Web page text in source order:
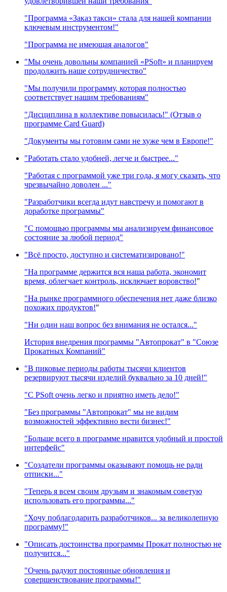
"Программа «Заказ такси» стала для нашей компании
ключевым инструментом!"
"Программа не имеющая аналогов"
"Мы очень довольны компанией «PSoft» и планируем
продолжить наше сотрудничество"
"Мы получили программу, которая полностью
соответствует нашим требованиям"
"Дисциплина в коллективе повысилась!" (Отзыв о
программе Card Guard)
"Документы мы готовим сами не хуже чем в Европе!"
"Работать стало удобней, легче и быстрее..."
"Работая с программой уже три года, я могу сказать, что
чрезвычайно доволен ..."
"Разработчики всегда идут навстречу и помогают в
доработке программы"
"С помощью программы мы анализируем финансовое
состояние за любой период"
"Всё просто, доступно и систематизировано!"
"На программе держится вся наша работа, экономит
время, облегчает контроль, исключает воровство!"
"На рынке программного обеспечения нет даже близко
похожих продуктов!"
"Ни один наш вопрос без внимания не остался..."
История внедрения программы "Автопрокат" в "Союзе
Прокатных Компаний"
"В пиковые периоды работы тысячи клиентов
резервируют тысячи изделий буквально за 10 дней!"
"C PSoft очень легко и приятно иметь дело!"
"Без программы "Автопрокат" мы не видим
возможностей эффективно вести бизнес!"
"Больше всего в программе нравится удобный и простой
интерфейс"
"Создатели программы оказывают помощь не ради
отписки..."
"Теперь я всем своим друзьям и знакомым советую
использовать его программы..."
"Хочу поблагодарить разработчиков... за великолепную
программу!"
"Описать достоинства программы Прокат полностью не
получится..."
"Очень радуют постоянные обновления и
совершенствование программы!"